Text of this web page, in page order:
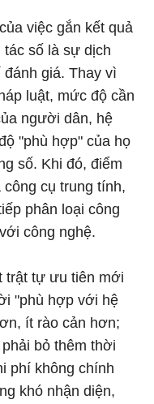
việc gắn kết quả
số là sự dịch
giá. Thay vì
luật, mức độ cần
người dân, hệ
"phù hợp" của họ
số. Khi đó, điểm
cụ trung tính,
phân loại công
công nghệ.
trật tự ưu tiên mới
"phù hợp với hệ
ít rào cản hơn;
bỏ thêm thời
phí không chính
khó nhận diện,